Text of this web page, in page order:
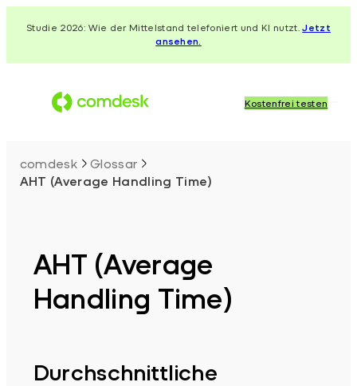
InhaltStudie 2026: Wie der Mittelstand telefoniert und KI nutzt.Jetzt
ansehen.
Kostenfrei testen
comdesk
Glossar
AHT (Average Handling Time)
AHT (Average
Handling Time)
Durchschnittliche